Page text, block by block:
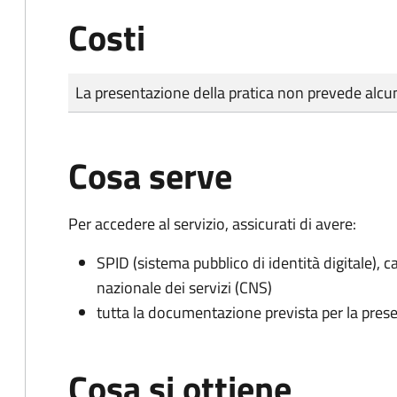
Costi
Tipo di pagamento
Importo
La presentazione della pratica non prevede
Cosa serve
Per accedere al servizio, assicurati di avere:
SPID (sistema pubblico di identità digitale),
nazionale dei servizi (CNS)
tutta la documentazione prevista per la